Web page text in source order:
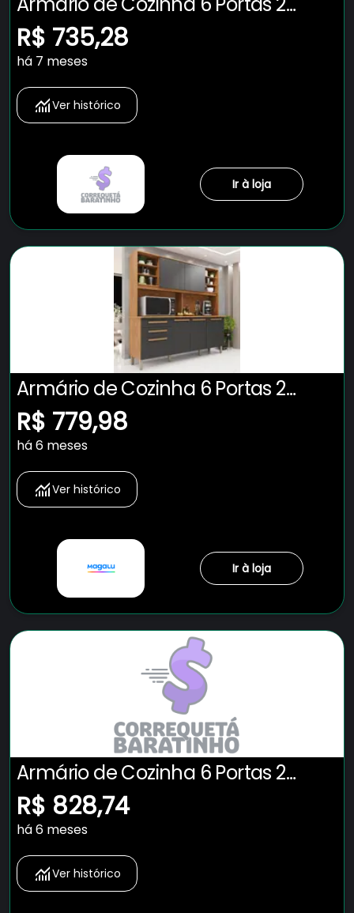
Gavetas Adelle Yescasa Branco
Neve
R$ 735,28
há 7 meses
Ver histórico
Ir à loja
Armário de Cozinha 6 Portas 2
Gavetas Adelle Yescasa
R$ 779,98
há 6 meses
Ver histórico
Ir à loja
Armário de Cozinha 6 Portas 2
Gavetas Adelle Yescasa
Cinamomo/Grafite - Preto
R$ 828,74
há 6 meses
Ver histórico